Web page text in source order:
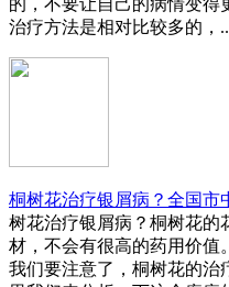
的，不要让自己的病情变得
治疗方法是相对比较多的，
桐树花治疗银屑病？全国市
树花治疗银屑病？桐树花的
材，不会有很高的药用价值
我们要注意了，桐树花的治